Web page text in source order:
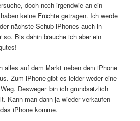
doch noch irgendwie an ein
keine Früchte getragen. Ich werde
nächste Schub iPhones auch in
so. Bis dahin brauche ich aber ein
alles auf dem Markt neben dem iPhone
Zum iPhone gibt es leider weder eine
Deswegen bin ich grundsätzlich
Kann man dann ja wieder verkaufen
iPhone komme.